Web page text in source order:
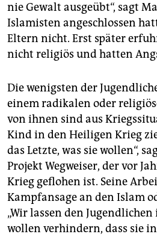
nie Gewalt ausgeübt“, sagt
Islamisten angeschlossen
Eltern nicht. Erst später
nicht religiös und hatten
Die wenigsten der
einem radikalen oder
von ihnen sind aus
Kind in den Heiligen Krieg
das Letzte, was sie wollen“,
Projekt Wegweiser, der vor
Krieg geflohen ist. Seine
Kampfansage an den Islam
„Wir lassen den
wollen verhindern, dass sie